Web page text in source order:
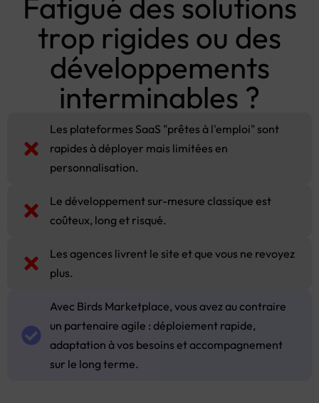
Fatigué des solutions
trop rigides ou des
développements
interminables ?
Les plateformes SaaS "prêtes à l'emploi" sont
rapides à déployer mais limitées en
personnalisation.
Le développement sur-mesure classique est
coûteux, long et risqué.
Les agences livrent le site et que vous ne revoyez
plus.
Avec Birds Marketplace, vous avez au contraire
un partenaire agile : déploiement rapide,
adaptation à vos besoins et accompagnement
sur le long terme.